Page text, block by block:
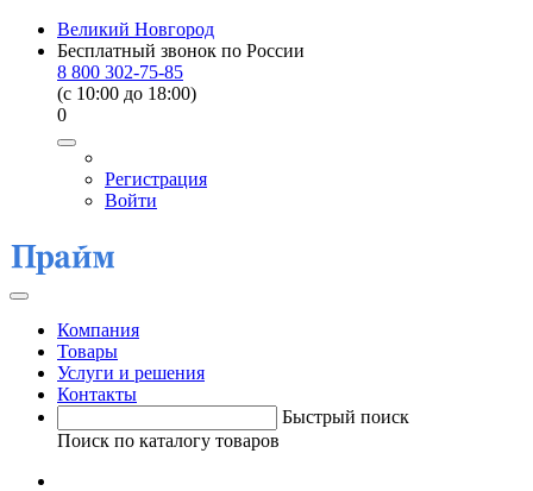
Великий Новгород
Бесплатный звонок по России
8 800 302-75-85
(c 10:00 до 18:00)
0
Регистрация
Войти
Компания
Товары
Услуги и решения
Контакты
Быстрый поиск
Поиск по каталогу товаров